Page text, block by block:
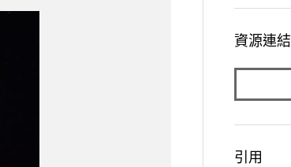
資源連結
引用